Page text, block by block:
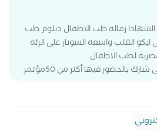
24سنه الشهادا زماله طب الاطفال دبلوم طب
ايكو القلب واسعه السونار على الرئه
لطب الاطفال
بالحضور فيها أكثر من 50مؤتمر